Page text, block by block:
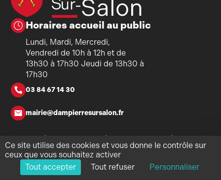
Horaires accueil au public
Lundi, Mardi, Mercredi,
Vendredi de 10h à 12h et de
13h30 à 17h30 Jeudi de 13h30 à
17h30
03 84 67 14 30
mairie@dampierresursalon.fr
Copyright ©2026 - Mairie de Dampierre-sur-Salon - Tous
droits réservés - RéalisationTorop.Net- Site mis à jour avec
WSB-Mentions légales-Politique de confidentialité
site
Ce site utilise des cookies et vous donne le contrôle sur
ceux que vous souhaitez activer
Tout accepter
Tout refuser Personnaliser